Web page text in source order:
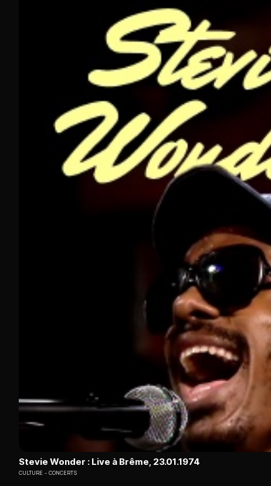
Stevie Wonder : Live à Brême, 23.01.1974
CULTURE CONCERTS